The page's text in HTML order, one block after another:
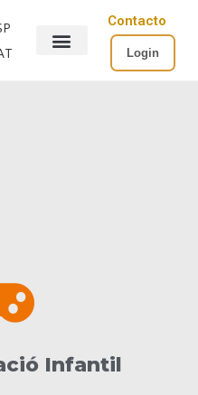
Contacto
Login
Infantil